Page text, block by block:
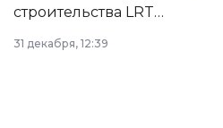
строительства LRT
в Астане из
республиканского
31 декабря, 12:39